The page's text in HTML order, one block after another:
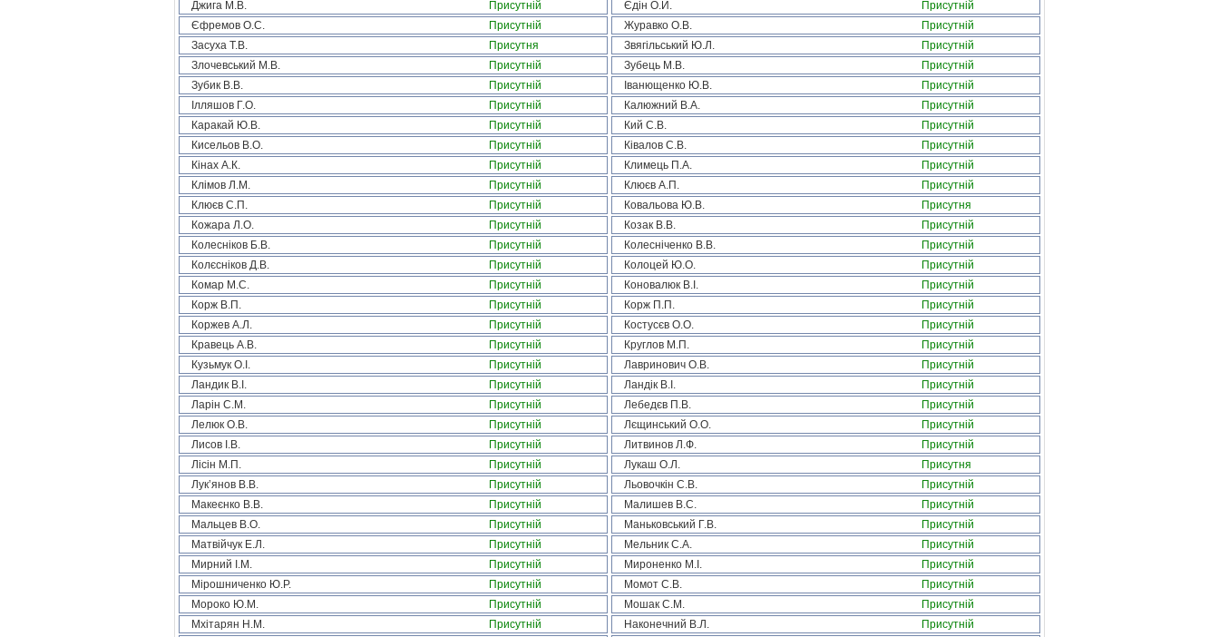
Джига М.В.
Присутній Єдін О.Й.
Присутній
Єфремов О.С.
Присутній Журавко О.В.
Присутній
Засуха Т.В.
Присутня Звягільський Ю.Л.
Присутній
Злочевський М.В.
Присутній Зубець М.В.
Присутній
Зубик В.В.
Присутній Іванющенко Ю.В.
Присутній
Ілляшов Г.О.
Присутній Калюжний В.А.
Присутній
Каракай Ю.В.
Присутній Кий С.В.
Присутній
Кисельов В.О.
Присутній Ківалов С.В.
Присутній
Кінах А.К.
Присутній Климець П.А.
Присутній
Клімов Л.М.
Присутній Клюєв А.П.
Присутній
Клюєв С.П.
Присутній Ковальова Ю.В.
Присутня
Кожара Л.О.
Присутній Козак В.В.
Присутній
Колесніков Б.В.
Присутній Колесніченко В.В.
Присутній
Колєсніков Д.В.
Присутній Колоцей Ю.О.
Присутній
Комар М.С.
Присутній Коновалюк В.І.
Присутній
Корж В.П.
Присутній Корж П.П.
Присутній
Коржев А.Л.
Присутній Костусєв О.О.
Присутній
Кравець А.В.
Присутній Круглов М.П.
Присутній
Кузьмук О.І.
Присутній Лавринович О.В.
Присутній
Ландик В.І.
Присутній Ландік В.І.
Присутній
Ларін С.М.
Присутній Лебедєв П.В.
Присутній
Лелюк О.В.
Присутній Лєщинський О.О.
Присутній
Лисов І.В.
Присутній Литвинов Л.Ф.
Присутній
Лісін М.П.
Присутній Лукаш О.Л.
Присутня
Лук’янов В.В.
Присутній Льовочкін С.В.
Присутній
Макеєнко В.В.
Присутній Малишев В.С.
Присутній
Мальцев В.О.
Присутній Маньковський Г.В.
Присутній
Матвійчук Е.Л.
Присутній Мельник С.А.
Присутній
Мирний І.М.
Присутній Мироненко М.І.
Присутній
Мірошниченко Ю.Р.
Присутній Момот С.В.
Присутній
Мороко Ю.М.
Присутній Мошак С.М.
Присутній
Мхітарян Н.М.
Присутній Наконечний В.Л.
Присутній